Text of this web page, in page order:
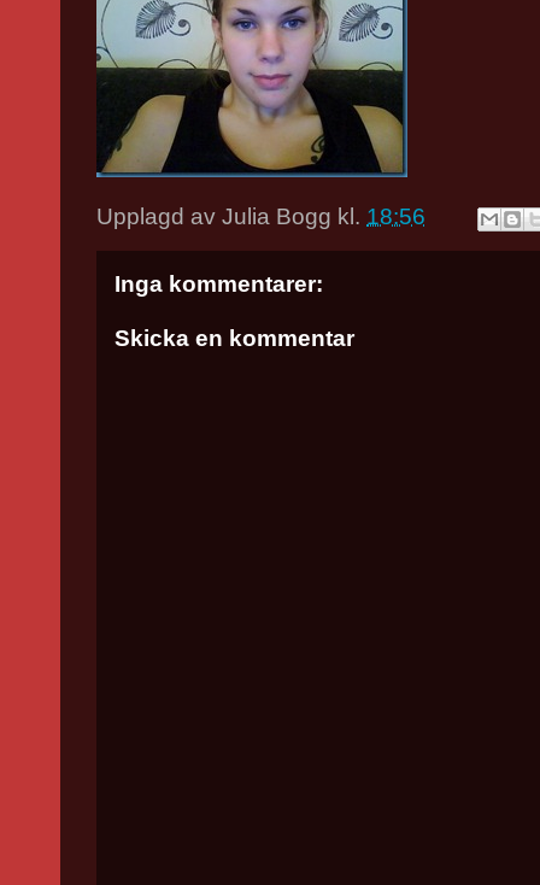
Upplagd av Julia Bogg kl. 18:56
Inga kommentarer:
Skicka en kommentar